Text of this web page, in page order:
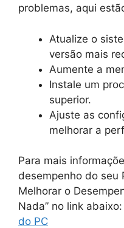
problemas, aqui
Atualize o
versão mais
Aumente a
Instale um
superior.
Ajuste as
melhorar a
Para mais
desempenho do seu
Melhorar o
Nada” no link abaixo:
do PC